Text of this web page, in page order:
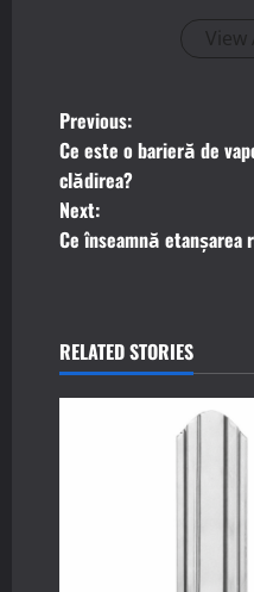
View
P
o
s
a
Previous:
Ce este o barieră de
clădirea?
Next:
Ce înseamnă
RELATED STORIES